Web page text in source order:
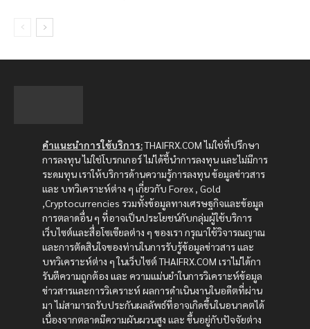
คำแนะนำการใช้บริการ:THAIFRX.COM ไม่ใช่ที่ปรึกษา
การลงทุน ไม่ใช่โบรกเกอร์ ไม่ได้ชี้นำการลงทุน และไม่มีการ
ระดมทุน เราให้บริการด้านความรู้การลงทุน ข้อมูลข่าวสาร
และ บทวิเคราะห์ต่าง ๆ เกี่ยวกับ Forex , Gold
,Cryptocurrencies รวมทั้งข้อมูลทางเศรษฐกิจและข้อมูล
การตลาดอื่น ๆ ที่อาจเป็นประโยชน์กับกลุ่มผู้ใช้บริการ
เว็บไซต์และสื่อโซเซียลต่าง ๆ ของเรา กรุณาใช้วิจารณญาณ
และการตัดสินใจของท่านในการรับรู้ข้อมูลข่าวสาร และ
บทวิเคราะห์ต่าง ๆ ในเว็บไซต์ THAIFRX.COM เราไม่ได้กา
รันตีความถูกต้อง และ ความแม่นยำในการวิเคราะห์ข้อมูล
ข่าวสารและการวิเคราะห์ ผลการดำเนินงานในอดีตที่ผ่าน
มา ไม่สามารถรับประกันผลลัพธ์ที่อาจเกิดขึ้นในอนาคตได้
เนื่องจากตลาดมีความผันผวนสูง และ ขึ้นอยู่กับปัจจัยต่าง